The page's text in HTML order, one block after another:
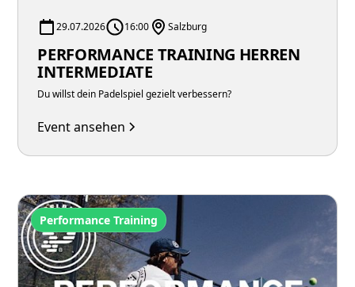
29.07.2026 16:00 Salzburg
PERFORMANCE TRAINING HERREN
INTERMEDIATE
Du willst dein Padelspiel gezielt verbessern?
Event ansehen
Performance Training